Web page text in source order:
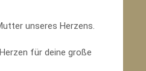
unseres Herzens.
für deine große